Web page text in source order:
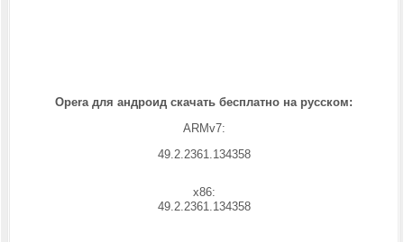
Opera для андроид скачать бесплатно на русском:
ARMv7:
49.2.2361.134358
x86:
49.2.2361.134358